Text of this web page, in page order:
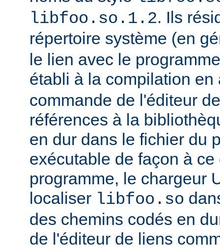
libfoo.so.1.2. Ils
répertoire système (en
le lien avec le
établi à la compilation
commande de l'éditeur
références à la
en dur dans le fichier du
exécutable de façon à
programme, le chargeur
localiser libfoo.so
des chemins codés en
de l'éditeur de liens